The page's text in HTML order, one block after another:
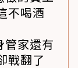
不喝酒
管家還有
戰翻了